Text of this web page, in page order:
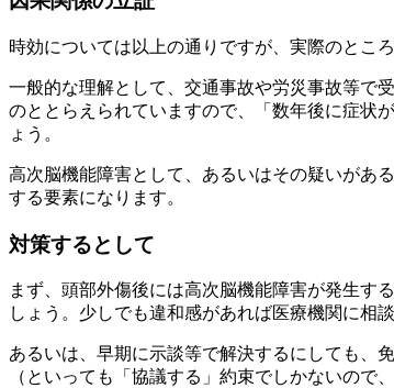
時効については以上の通りですが、 実際のとこ
一般的な理解として、交通事故や労災事故等で
のととらえられていますので、「数年後に症状
ょう。
高次脳機能障害として、あるいはその疑いがあ
する要素になります。
対策するとして
まず、 頭部外傷後には高次脳機能障害が発生す
しょう。少しでも違和感があれば医療機関に相
あるいは、 早期に示談等で解決するにしても、
（といっても「協議する」約束でしかないので